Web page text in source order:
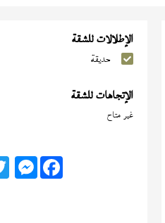
الإطلالات للشقة
حديقة
الإتجاهات للشقة
غير متاح
Messenger